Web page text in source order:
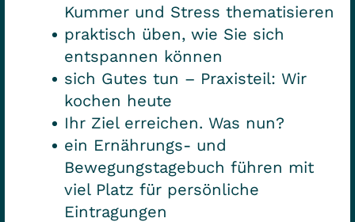
Kummer und Stress thematisieren
praktisch üben, wie Sie sich
entspannen können
sich Gutes tun – Praxisteil: Wir
kochen heute
Ihr Ziel erreichen. Was nun?
ein Ernährungs- und
Bewegungstagebuch führen mit
viel Platz für persönliche
Eintragungen